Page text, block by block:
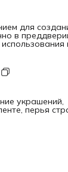
для
в
интерьера
белого
на мягкой,
удобными и
пришивать их к
для декора
или
Они
украшений,
перья